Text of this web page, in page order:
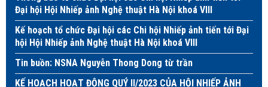
Đại hội Hội Nhiếp ảnh Nghệ thuật Hà Nội khoá VIII
Kế hoạch tổ chức Đại hội các Chi hội Nhiếp ảnh tiến tới Đại
hội Hội Nhiếp ảnh Nghệ thuật Hà Nội khoá VIII
Tin buồn: NSNA Nguyễn Thong Dong từ trần
KẾ HOẠCH HOẠT ĐỘNG QUÝ II/2023 CỦA HỘI NHIẾP ẢNH